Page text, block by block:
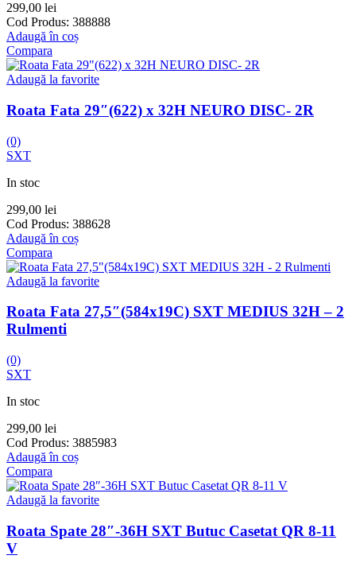
299,00 lei
Cod Produs: 388888
Adaugă în coș
Compara
Adaugă la favorite
Roata Fata 29″(622) x 32H NEURO DISC- 2R
(0)
SXT
In stoc
299,00 lei
Cod Produs: 388628
Adaugă în coș
Compara
Adaugă la favorite
Roata Fata 27,5″(584x19C) SXT MEDIUS 32H – 2
Rulmenti
(0)
SXT
In stoc
299,00 lei
Cod Produs: 3885983
Adaugă în coș
Compara
Adaugă la favorite
Roata Spate 28″-36H SXT Butuc Casetat QR 8-11
V